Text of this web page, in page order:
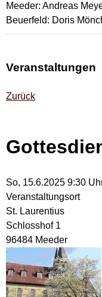
Meeder: Andreas
Beuerfeld: Doris
Veranstaltungen
Zurück
So, 15.6.2025 9:30
Veranstaltungsort
St. Laurentius
Schlosshof 1
96484 Meeder